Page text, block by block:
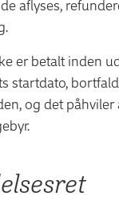
aflyses,
er betalt inden
startdato,
og det påhviler